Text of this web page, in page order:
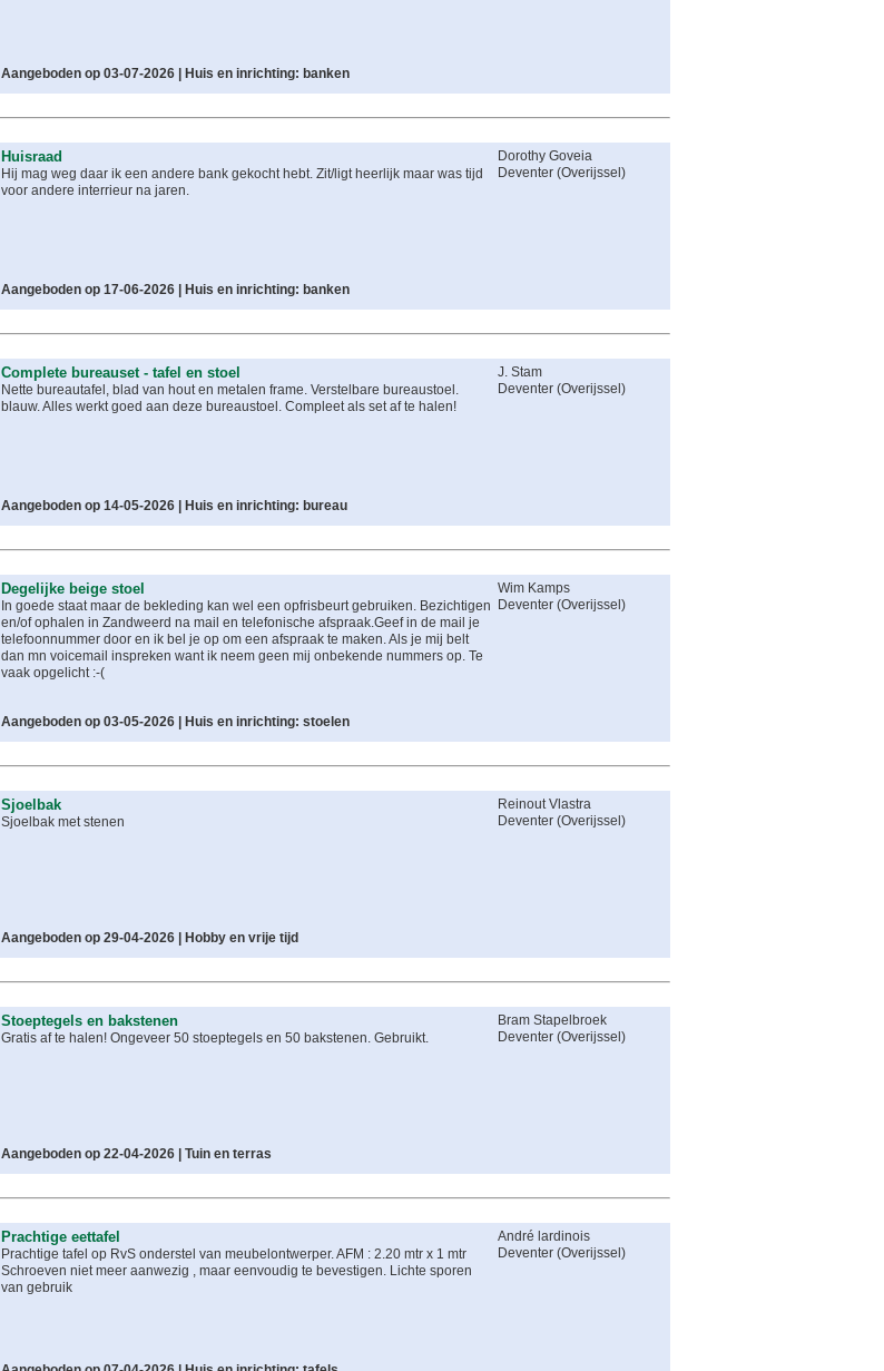
Aangeboden op 03-07-2026 | Huis en inrichting: banken
Huisraad
Hij mag weg daar ik een andere bank gekocht hebt. Zit/ligt heerlijk maar was tijd
voor andere interrieur na jaren.
Aangeboden op 17-06-2026 | Huis en inrichting: banken
Dorothy Goveia
Deventer (Overijssel )
Complete bureauset - tafel en stoel
Nette bureautafel, blad van hout en metalen frame. Verstelbare bureaustoel.
blauw. Alles werkt goed aan deze bureaustoel. Compleet als set af te halen!
Aangeboden op 14-05-2026 | Huis en inrichting: bureau
J. Stam
Deventer (Overijssel )
Degelijke beige stoel
In goede staat maar de bekleding kan wel een opfrisbeurt gebruiken. Bezichtigen
en/of ophalen in Zandweerd na mail en telefonische afspraak.Geef in de mail je
telefoonnummer door en ik bel je op om een afspraak te maken. Als je mij belt
dan mn voicemail inspreken want ik neem geen mij onbekende nummers op. Te
vaak opgelicht :-(
Aangeboden op 03-05-2026 | Huis en inrichting: stoelen
Wim Kamps
Deventer (Overijssel )
Sjoelbak
Sjoelbak met stenen
Aangeboden op 29-04-2026 | Hobby en vrije tijd
Reinout Vlastra
Deventer (Overijssel )
Stoeptegels en bakstenen
Gratis af te halen! Ongeveer 50 stoeptegels en 50 bakstenen. Gebruikt.
Aangeboden op 22-04-2026 | Tuin en terras
Bram Stapelbroek
Deventer (Overijssel )
Prachtige eettafel
Prachtige tafel op RvS onderstel van meubelontwerper. AFM : 2.20 mtr x 1 mtr
Schroeven niet meer aanwezig , maar eenvoudig te bevestigen. Lichte sporen
van gebruik
André lardinois
Deventer (Overijssel )